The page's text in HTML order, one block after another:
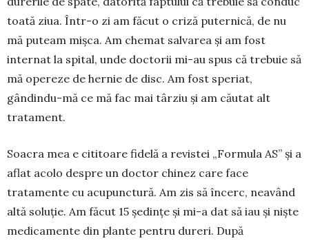
toată ziua. Într-o zi am făcut o cri­ză puternică, de nu
mă puteam mișca. Am che­mat sal­varea și am fost
internat la spital, unde doctorii mi-au spus că trebuie să
mă opereze de hernie de disc. Am fost speriat,
gândindu-mă ce mă fac mai târziu și am căutat alt
trata­ment.
Soacra mea e cititoare fidelă a revistei „For­mula AS” și a
aflat acolo despre un doctor chinez care face
tratamente cu acupunctură. Am zis să încerc, neavând
altă soluție. Am făcut 15 ședințe și mi-a dat să iau și niște
medicamente din plante pentru dureri. După